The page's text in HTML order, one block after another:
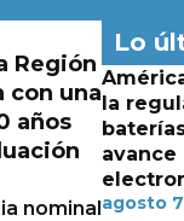
Región
con una
años
nominal
Lo
la
avance
agosto